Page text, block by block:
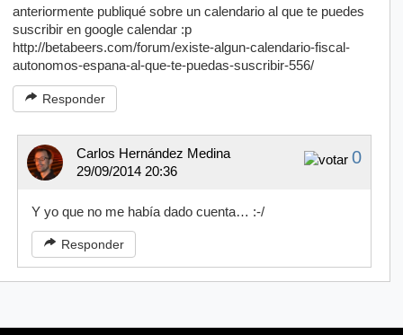
anteriormente publiqué sobre un calendario al que te puedes
suscribir en google calendar :p
http://betabeers.com/forum/existe-algun-calendario-fiscal-
autonomos-espana-al-que-te-puedas-suscribir-556/
Responder
0
Carlos Hernández Medina
29/09/2014 20:36
Y yo que no me había dado cuenta… :-/
Responder